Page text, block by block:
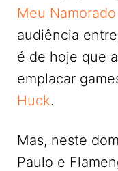
Meu
audiência
é de hoje que a
emplacar
Huck.
Mas, neste
Paulo e